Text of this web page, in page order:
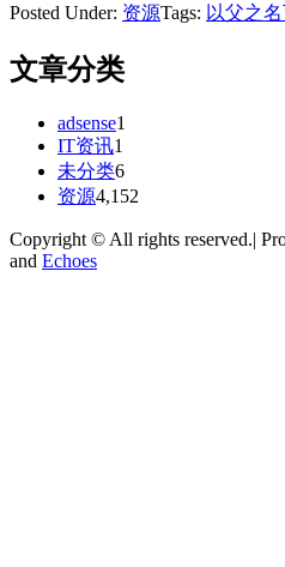
Posted Under: 资源Tags: 以父之
文章分类
adsense1
IT资讯1
未分类6
资源4,152
Copyright © All rights reserved.|
and Echoes